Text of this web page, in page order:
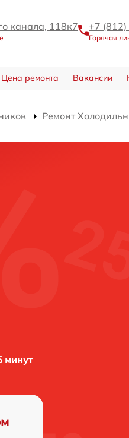
канала, 118к7 +7
Горячая
Цена ремонта Вакансии
Ремонт
минут